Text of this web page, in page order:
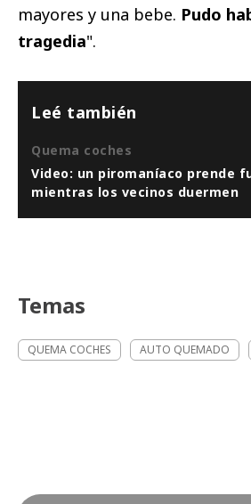
mayores y una bebe. Pudo
tragedia".
Leé también
Quema coches
Video: un piromaníaco prende
mientras los vecinos duermen
Temas
QUEMA COCHES AUTO QUEMADO